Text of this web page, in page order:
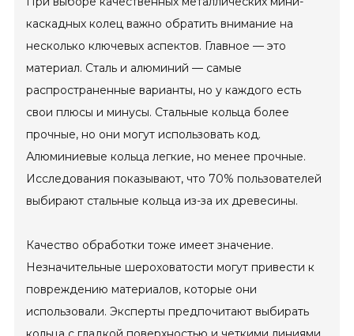
каскадных колец важно обратить внимание на
несколько ключевых аспектов. Главное — это
материал. Сталь и алюминий — самые
распространенные варианты, но у каждого есть
свои плюсы и минусы. Стальные кольца более
прочные, но они могут использовать код.
Алюминиевые кольца легкие, но менее прочные.
Исследования показывают, что 70% пользователей
выбирают стальные кольца из-за их древесины.
Качество обработки тоже имеет значение.
Незначительные шероховатости могут привести к
повреждению материалов, которые они
использовали. Эксперты предпочитают выбирать